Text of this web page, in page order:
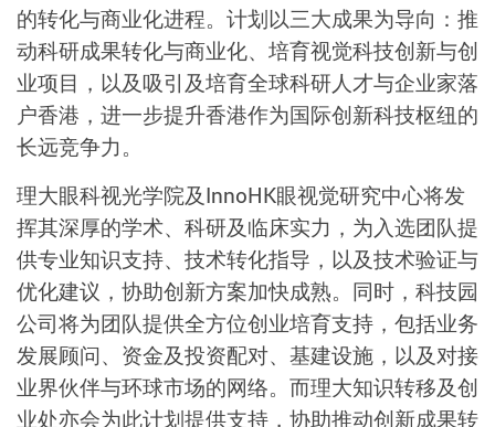
的转化与商业化进程。计划以三大成果为导向：推
动科研成果转化与商业化、培育视觉科技创新与创
业项目，以及吸引及培育全球科研人才与企业家落
户香港，进一步提升香港作为国际创新科技枢纽的
长远竞争力。
理大眼科视光学院及InnoHK眼视觉研究中心将发
挥其深厚的学术、科研及临床实力，为入选团队提
供专业知识支持、技术转化指导，以及技术验证与
优化建议，协助创新方案加快成熟。同时，科技园
公司将为团队提供全方位创业培育支持，包括业务
发展顾问、资金及投资配对、基建设施，以及对接
业界伙伴与环球市场的网络。而理大知识转移及创
业处亦会为此计划提供支持，协助推动创新成果转